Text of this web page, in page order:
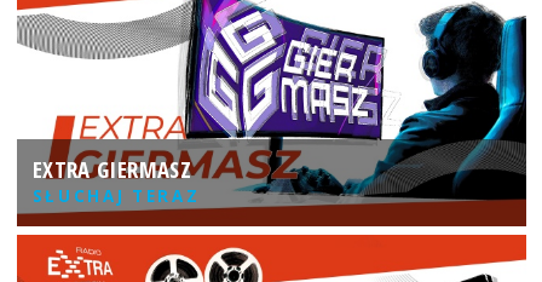
EXTRA GIERMASZ
SŁUCHAJ TERAZ